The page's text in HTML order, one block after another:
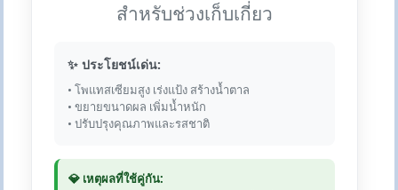
สำหรับช่วงเก็บเกี่ยว
✨ ประโยชน์เด่น:
• โพแทสเซียมสูง เร่งแป้ง สร้างน้ำตาล
• ขยายขนาดผล เพิ่มน้ำหนัก
• ปรับปรุงคุณภาพและรสชาติ
💎 เหตุผลที่ใช้คู่กัน: